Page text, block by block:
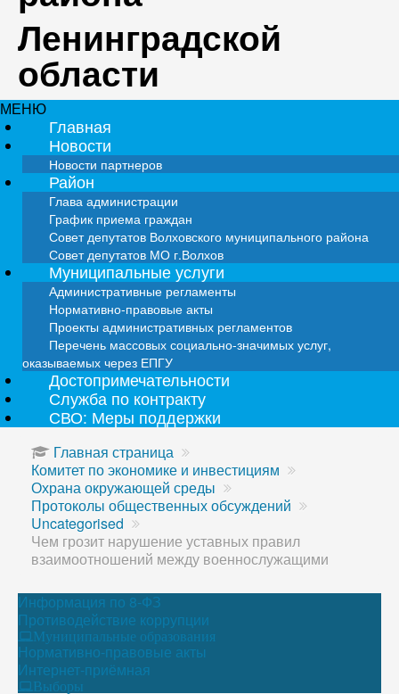
Ленинградской
области
МЕНЮ
Главная
Новости
Новости партнеров
Район
Глава администрации
График приема граждан
Совет депутатов Волховского муниципального района
Совет депутатов МО г.Волхов
Муниципальные услуги
Административные регламенты
Нормативно-правовые акты
Проекты административных регламентов
Перечень массовых социально-значимых услуг,
оказываемых через ЕПГУ
Достопримечательности
Служба по контракту
СВО: Меры поддержки
Главная страница
Комитет по экономике и инвестициям
Охрана окружающей среды
Протоколы общественных обсуждений
Uncategorised
Чем грозит нарушение уставных правил
взаимоотношений между военнослужащими
Информация по 8-ФЗ
Противодействие коррупции
Муниципальные образования
Нормативно-правовые акты
Интернет-приёмная
Выборы